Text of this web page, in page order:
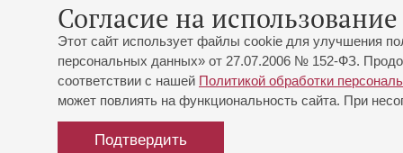
Согласие на
Этот сайт использует файлы cookie для улучшения
персональных данных» от 27.07.2006 № 152-ФЗ.
соответствии с нашей Политикой обработки
может повлиять на функциональность сайта. При
Подтвердить